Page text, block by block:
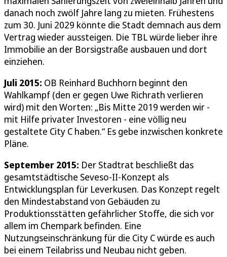
danach noch zwölf Jahre lang zu mieten. Frühestens
zum 30. Juni 2029 könnte die Stadt demnach aus dem
Vertrag wieder aussteigen. Die TBL würde lieber ihre
Immobilie an der Borsigstraße ausbauen und dort
einziehen.
Juli 2015: OB Reinhard Buchhorn beginnt den
Wahlkampf (den er gegen Uwe Richrath verlieren
wird) mit den Worten: „Bis Mitte 2019 werden wir -
mit Hilfe privater Investoren - eine völlig neu
gestaltete City C haben.“ Es gebe inzwischen konkrete
Pläne.
September 2015: Der Stadtrat beschließt das
gesamtstädtische Seveso-II-Konzept als
Entwicklungsplan für Leverkusen. Das Konzept regelt
den Mindestabstand von Gebäuden zu
Produktionsstätten gefährlicher Stoffe, die sich vor
allem im Chempark befinden. Eine
Nutzungseinschränkung für die City C würde es auch
bei einem Teilabriss und Neubau nicht geben.